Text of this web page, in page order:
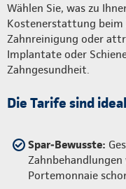
Wählen Sie, was zu
Kostenerstattung beim
Zahnreinigung oder
Implantate oder
Zahngesundheit.
Die Tarife sind
Spar‑Bewusste:
Portemonnaie